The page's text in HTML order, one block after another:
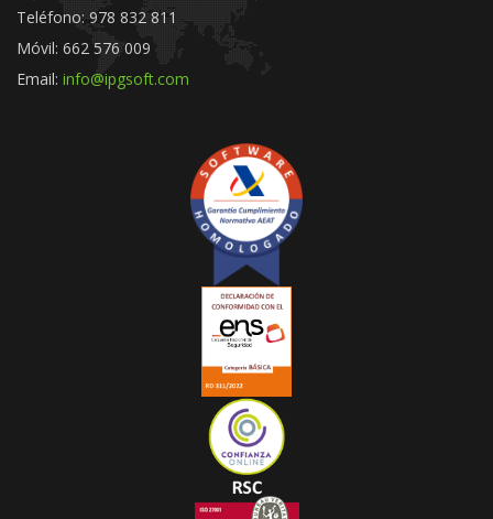
Teléfono: 978 832 811
Móvil: 662 576 009
Email: info@ipgsoft.com